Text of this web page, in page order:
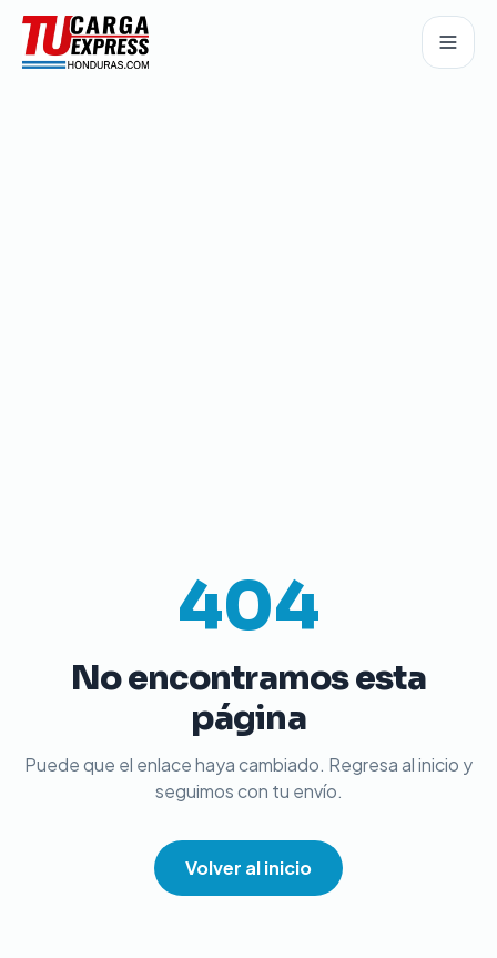
404
No encontramos esta
página
Puede que el enlace haya cambiado. Regresa al inicio y
seguimos con tu envío.
Volver al inicio